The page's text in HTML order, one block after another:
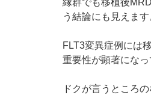
縁群でも移植後
う結論にも見えます
FLT3変異症例には
重要性が顕著になっ
ドクが言うところ